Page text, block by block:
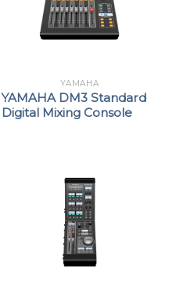
YAMAHA
YAMAHA DM3 Standard
Digital Mixing Console